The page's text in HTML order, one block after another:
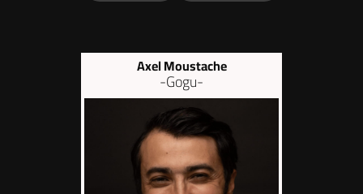
Axel Moustache
-Gogu-